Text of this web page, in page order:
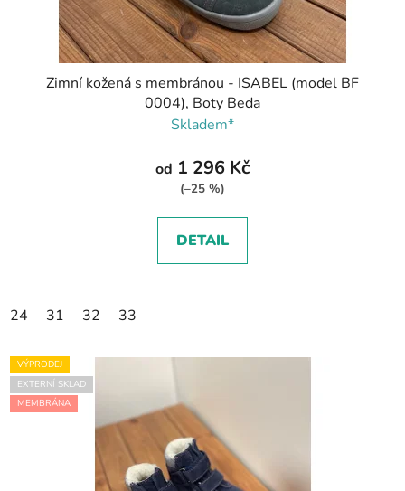
Zimní kožená s membránou - ISABEL (model BF
0004), Boty Beda
Skladem*
od 1 296 Kč
(–25 %)
DETAIL
24 31 32 33
VÝPRODEJ
EXTERNÍ SKLAD
MEMBRÁNA